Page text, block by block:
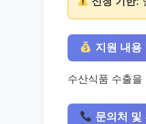
지원 내용
수산식품 수출
문의처 및